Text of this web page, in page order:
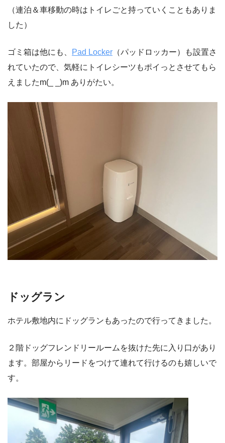
（連泊＆車移動の時はトイレごと持っていくこともありま
した）
ゴミ箱は他にも、 Pad Locker （パッドロッカー）も設置さ
れていたので、気軽にトイレシーツもポイっとさせてもら
えましたm(_ _)m ありがたい。
ドッグラン
ホテル敷地内にドッグランもあったので行ってきました。
２階ドッグフレンドリールームを抜けた先に入り口があり
ます。部屋からリードをつけて連れて行けるのも嬉しいで
す。